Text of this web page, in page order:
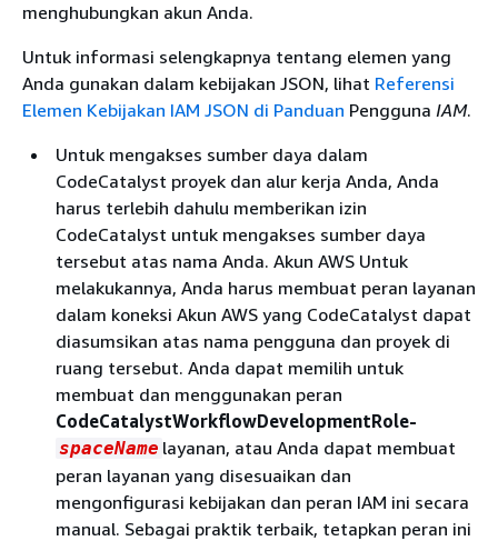
menghubungkan akun Anda.
Untuk informasi selengkapnya tentang elemen yang
Anda gunakan dalam kebijakan JSON, lihat Referensi
Elemen Kebijakan IAM JSON di Panduan Pengguna IAM.
Untuk mengakses sumber daya dalam
CodeCatalyst proyek dan alur kerja Anda, Anda
harus terlebih dahulu memberikan izin
CodeCatalyst untuk mengakses sumber daya
tersebut atas nama Anda. Akun AWS Untuk
melakukannya, Anda harus membuat peran layanan
dalam koneksi Akun AWS yang CodeCatalyst dapat
diasumsikan atas nama pengguna dan proyek di
ruang tersebut. Anda dapat memilih untuk
membuat dan menggunakan peran
CodeCatalystWorkflowDevelopmentRole-
spaceName layanan, atau Anda dapat membuat
peran layanan yang disesuaikan dan
mengonfigurasi kebijakan dan peran IAM ini secara
manual. Sebagai praktik terbaik, tetapkan peran ini